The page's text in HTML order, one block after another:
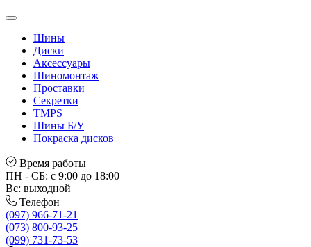
Шины
Диски
Аксессуары
Шиномонтаж
Проставки
Секретки
TMPS
Шины Б/У
Покраска дисков
Время работы
ПН - СБ: с 9:00 до 18:00
Вс: выходной
Телефон
(097) 966-71-21
(073) 800-93-25
(099) 731-73-53